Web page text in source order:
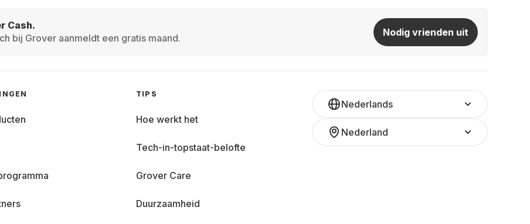
Cash.
bij Grover aanmeldt een gratis maand.
Nodig vrienden uit
Nederlands
Nederland
TIPS
Hoe werkt het
Tech-in-topstaat-belofte
Grover Care
Duurzaamheid